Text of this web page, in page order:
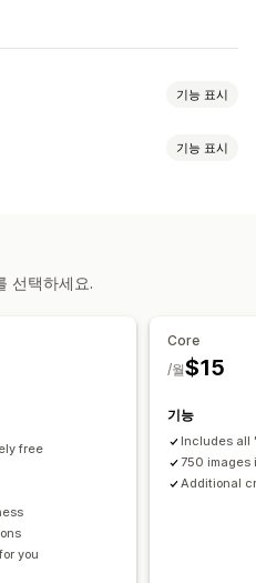
기능 표시
기능 표시
선택하세요.
free
you
Core
$15
/월
기능
Includes all
750 images
Additional